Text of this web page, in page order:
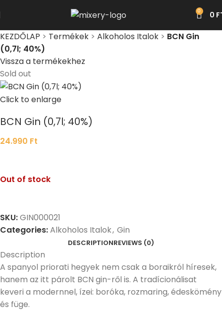
0 0
KEZDŐLAP > Termékek > Alkoholos Italok > BCN Gin
(0,7l; 40%)
Vissza a termékekhez
Sold out
Click to enlarge
BCN Gin (0,7l; 40%)
24.990 Ft
Out of stock
SKU:GIN000021
Categories:Alkoholos Italok, Gin
DESCRIPTIONREVIEWS (0)
Description
A spanyol priorati hegyek nem csak a boraikról híresek,
hanem az itt párolt BCN gin-ről is. A tradícionálisat
keveri a modernnel, ízei: boróka, rozmaring, édeskömény
és füge.